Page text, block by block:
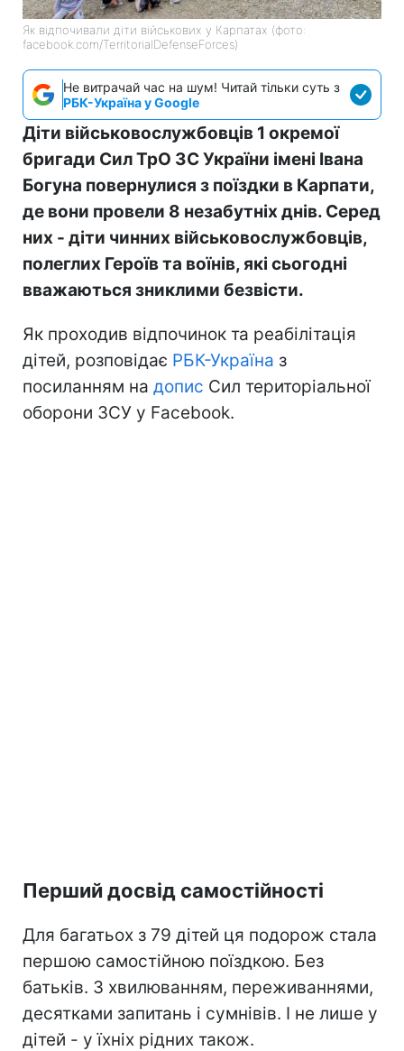
Як відпочивали діти військових у Карпатах (фото:
facebook.com/TerritorialDefenseForces)
Не витрачай час на шум! Читай тільки суть з
РБК-Україна у Google
Діти військовослужбовців 1 окремої
бригади Сил ТрО ЗС України імені Івана
Богуна повернулися з поїздки в Карпати,
де вони провели 8 незабутніх днів. Серед
них - діти чинних військовослужбовців,
полеглих Героїв та воїнів, які сьогодні
вважаються зниклими безвісти.
Як проходив відпочинок та реабілітація
дітей, розповідає РБК-Україна з
посиланням на допис Сил територіальної
оборони ЗСУ у Facebook.
Перший досвід самостійності
Для багатьох з 79 дітей ця подорож стала
першою самостійною поїздкою. Без
батьків. З хвилюванням, переживаннями,
десятками запитань і сумнівів. І не лише у
дітей - у їхніх рідних також.